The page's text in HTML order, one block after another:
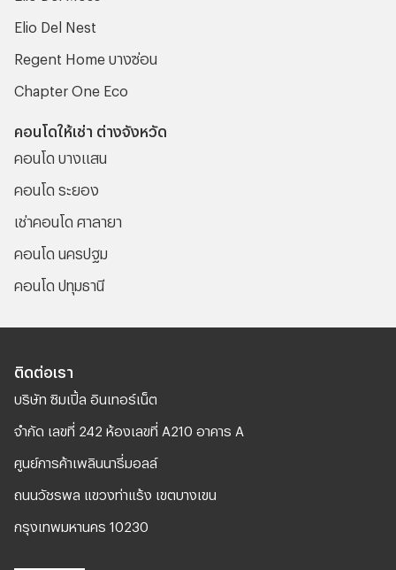
Elio Del Nest
Regent Home บางซ่อน
Chapter One Eco
คอนโดให้เช่า ต่างจังหวัด
คอนโด บางแสน
คอนโด ระยอง
เช่าคอนโด ศาลายา
คอนโด นครปฐม
คอนโด ปทุมธานี
ติดต่อเรา
บริษัท ซิมเปิ้ล อินเทอร์เน็ต
จํากัด เลขที่ 242 ห้องเลขที่ A210 อาคาร A
ศูนย์การค้าเพลินนารี่มอลล์
ถนนวัชรพล แขวงท่าแร้ง เขตบางเขน
กรุงเทพมหานคร 10230